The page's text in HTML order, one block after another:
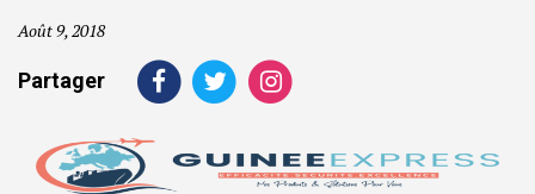
Août 9, 2018
Partager